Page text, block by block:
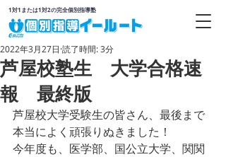
1対1または1対2の完全個別指導塾
芦屋校塾生 大学合格速
報 最終版
2022年3月27日 読了時間: 3分
芦屋校大学受験生の皆さん、最後まで
本当によく頑張りぬきました！
今年度も、医学部、国公立大学、関関